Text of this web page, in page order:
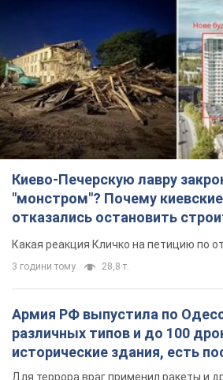
Киево-Печерскую лавру
"монстром"? Почему
отказались остановить
небоскреба "московского
Какая реакция Кличко на петицию по
3 години тому 28,8 т.
Армия РФ выпустила по
различных типов и до 100
исторические здания, есть
Фото и видео
Для террора враг применил ракеты и